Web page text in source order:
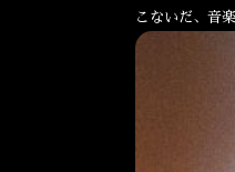
こないだ、音